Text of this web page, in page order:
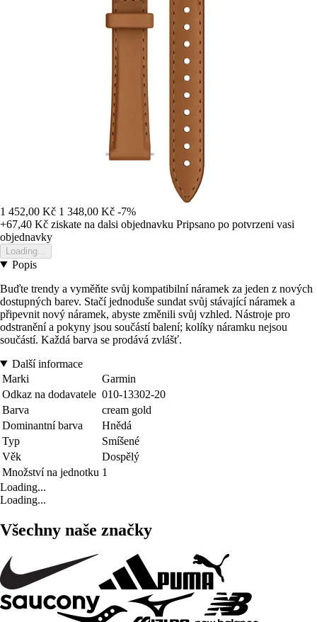
1 452,00 Kč 1 348,00 Kč -7%
+67,40 Kč ziskate na dalsi objednavku Pripsano po potvrzeni vasi
objednavky
Loading...
Popis
Buďte trendy a vyměňte svůj kompatibilní náramek za jeden z nových
dostupných barev. Stačí jednoduše sundat svůj stávající náramek a
připevnit nový náramek, abyste změnili svůj vzhled. Nástroje pro
odstranění a pokyny jsou součástí balení; kolíky náramku nejsou
součástí. Každá barva se prodává zvlášť.
Další informace
Marki
Garmin
Odkaz na dodavatele 010-13302-20
Barva
cream gold
Dominantní barva
Hnědá
Typ
Smíšené
Věk
Dospělý
Množství na jednotku 1
Loading...
Loading...
Všechny naše značky